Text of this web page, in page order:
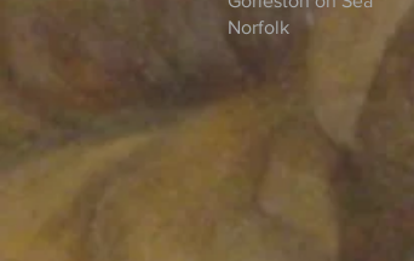
Norfolk